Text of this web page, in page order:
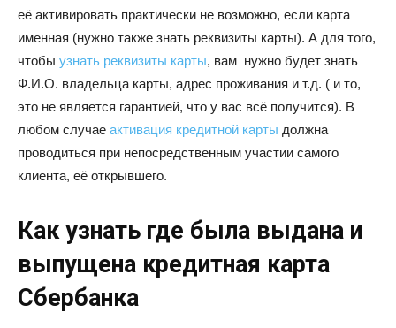
её активировать практически не возможно, если карта
именная (нужно также знать реквизиты карты). А для того,
чтобы узнать реквизиты карты, вам нужно будет знать
Ф.И.О. владельца карты, адрес проживания и т.д. ( и то,
это не является гарантией, что у вас всё получится). В
любом случае активация кредитной карты должна
проводиться при непосредственным участии самого
клиента, её открывшего.
Как узнать где была выдана и
выпущена кредитная карта
Сбербанка